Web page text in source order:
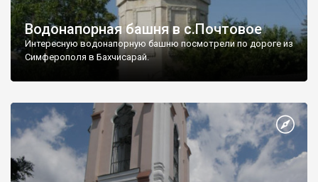
Водонапорная башня в с.Почтовое
Интересную водонапорную башню посмотрели по дороге из
Симферополя в Бахчисарай.